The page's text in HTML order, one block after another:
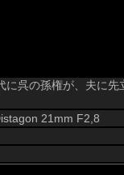
呉の孫権が、夫に
21mm F2,8